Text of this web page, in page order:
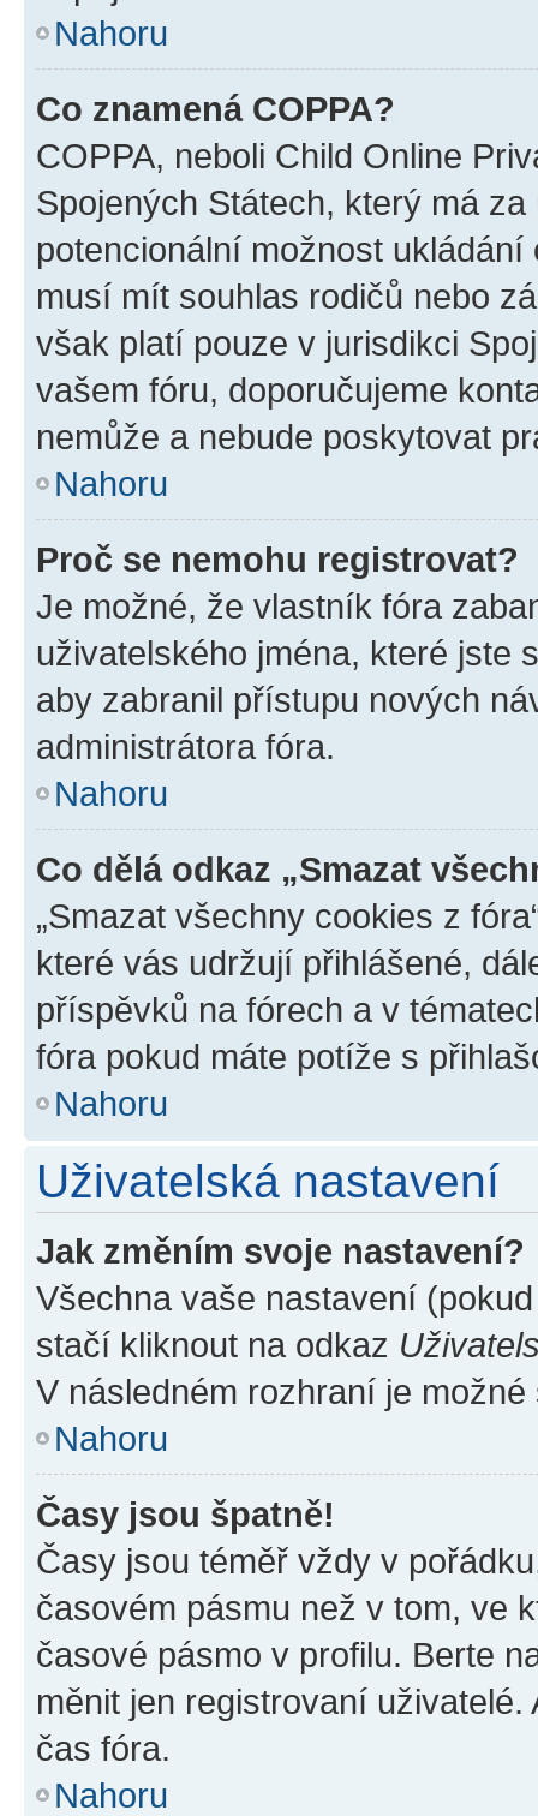
Nahoru
Co znamená COPPA?
COPPA, neboli Child Online
Spojených Státech, který má
potencionální možnost
musí mít souhlas rodičů nebo
však platí pouze v jurisdikci
vašem fóru, doporučujeme
nemůže a nebude poskytovat
Nahoru
Proč se nemohu registrovat?
Je možné, že vlastník fóra
uživatelského jména, které jste
aby zabranil přístupu nových
administrátora fóra.
Nahoru
Co dělá odkaz „Smazat
„Smazat všechny cookies z
které vás udržují přihlášené,
příspěvků na fórech a v
fóra pokud máte potíže s
Nahoru
Uživatelská nastavení
Jak změním svoje nastavení?
Všechna vaše nastavení
stačí kliknout na odkaz
V následném rozhraní je
Nahoru
Časy jsou špatně!
Časy jsou téměř vždy v
časovém pásmu než v tom, ve
časové pásmo v profilu. Berte
měnit jen registrovaní
čas fóra.
Nahoru